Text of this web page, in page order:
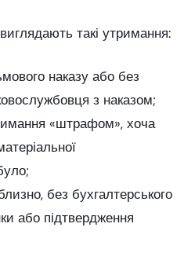
такі утримання:
наказу або без
з наказом;
«штрафом», хоча
без бухгалтерського
або підтвердження